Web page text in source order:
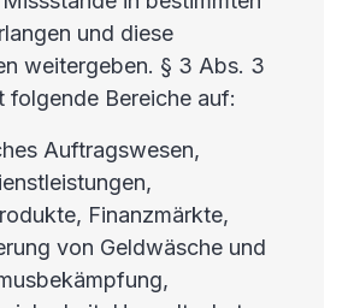
und diese
weitergeben. § 3 Abs. 3
folgende Bereiche auf:
Auftragswesen,
Finanzmärkte,
von Geldwäsche und